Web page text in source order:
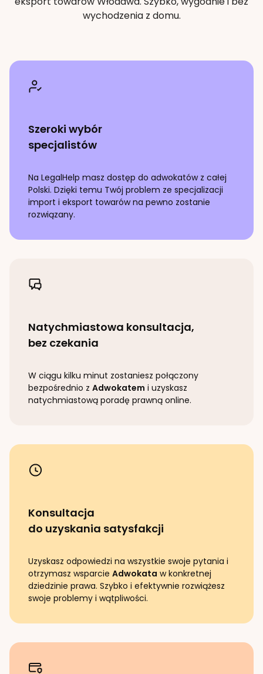
wychodzenia z domu.
Szeroki wybór
specjalistów
Na LegalHelp masz dostęp do adwokatów z całej
Polski. Dzięki temu Twój problem ze specjalizacji
import i eksport towarówna pewno zostanie
rozwiązany.
Natychmiastowa konsultacja,
bez czekania
W ciągu kilku minut zostaniesz połączony
bezpośrednio z Adwokatem i uzyskasz
natychmiastową poradę prawną online.
Konsultacja
do uzyskania satysfakcji
Uzyskasz odpowiedzi na wszystkie swoje pytania i
otrzymasz wsparcie Adwokata w konkretnej
dziedzinie prawa. Szybko i efektywnie rozwiążesz
swoje problemy i wątpliwości.